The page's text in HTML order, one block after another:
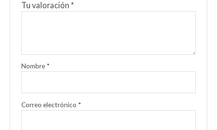
Tu valoración *
Nombre *
Correo electrónico *